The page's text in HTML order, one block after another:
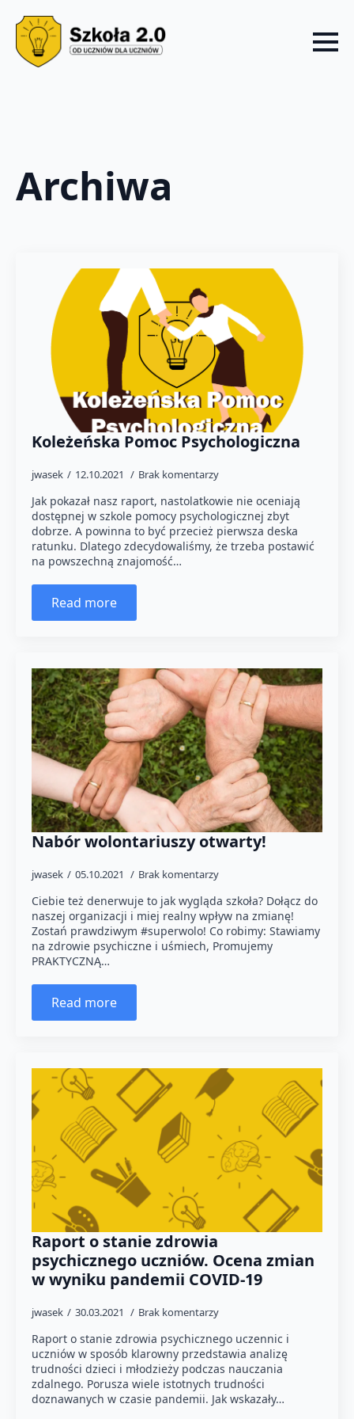
Archiwa
Koleżeńska Pomoc Psychologiczna
jwasek 12.10.2021 Brak komentarzy
Jak pokazał nasz raport, nastolatkowie nie oceniają
dostępnej w szkole pomocy psychologicznej zbyt
dobrze. A powinna to być przecież pierwsza deska
ratunku. Dlatego zdecydowaliśmy, że trzeba postawić
na powszechną znajomość…
Read more
Nabór wolontariuszy otwarty!
jwasek 05.10.2021 Brak komentarzy
Ciebie też denerwuje to jak wygląda szkoła? Dołącz do
naszej organizacji i miej realny wpływ na zmianę!
Zostań prawdziwym #superwolo! Co robimy: Stawiamy
na zdrowie psychiczne i uśmiech, Promujemy
PRAKTYCZNĄ…
Read more
Raport o stanie zdrowia
psychicznego uczniów. Ocena zmian
w wyniku pandemii COVID-19
jwasek 30.03.2021 Brak komentarzy
Raport o stanie zdrowia psychicznego uczennic i
uczniów w sposób klarowny przedstawia analizę
trudności dzieci i młodzieży podczas nauczania
zdalnego. Porusza wiele istotnych trudności
doznawanych w czasie pandemii. Jak wskazały…